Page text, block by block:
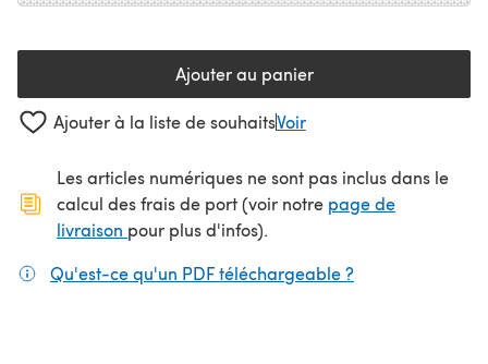
Ajouter au panier
Ajouter à la liste de souhaitsVoir
Les articles numériques ne sont pas inclus dans le
calcul des frais de port (voir notre page de
livraison (s'ouvre dans un nouvel onglet)
pour plus d'infos).
Qu'est-ce qu'un PDF téléchargeable ?